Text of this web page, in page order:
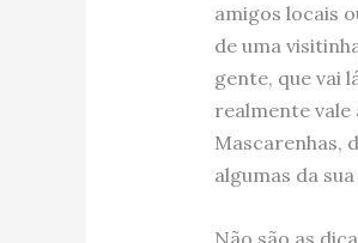
amigos locais
de uma
gente, que vai
realmente vale
Mascarenhas,
algumas da